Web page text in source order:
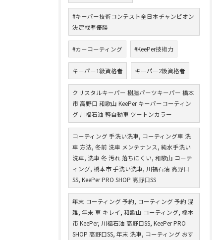
#キーパー技術コンテスト全日本チャンピオン
決定戦準優勝
#カーコーティング #KeePer技術力
キーパー1級資格者 キーパー2級資格者
クリスタルキーパー 樹脂パーツキーパー 橋本
市 高野口 和歌山 KeePer キーパーコーティン
グ 川福石油 軽自動車 ツートンカラー
コーティング 手洗い洗車, コーティング車 洗
車 方法, 冬前 洗車 メンテナンス, 純水手洗い
洗車, 洗車 冬 汚れ 落ちにくい, 和歌山 コーテ
ィング, 橋本市 手洗い洗車, 川福石油 高野口
SS, KeePer PRO SHOP 高野口SS
年末 コーティング 予約, コーティング 予約 混
雑, 年末 車 キレイ, 和歌山 コーティング, 橋本
市 KeePer, 川福石油 高野口SS, KeePer PRO
SHOP 高野口SS, 年末 洗車, コーティング おす